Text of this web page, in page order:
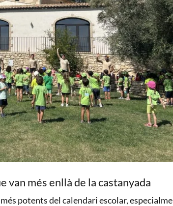
més enllà de la castanyada
potents del calendari escolar,